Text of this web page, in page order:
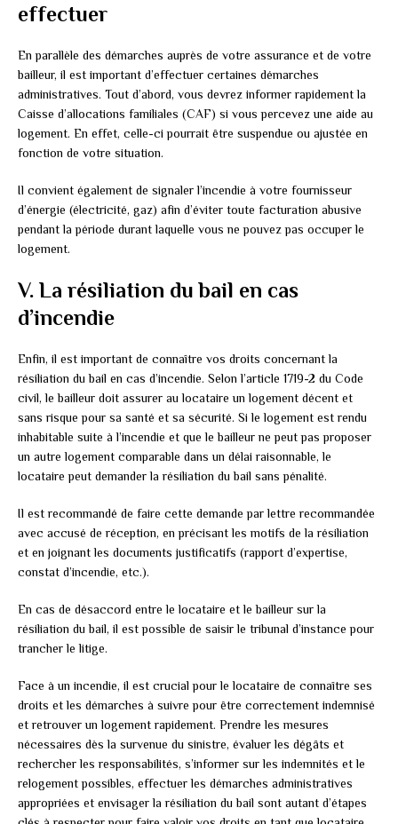
effectuer
En parallèle des démarches auprès de votre assurance et de votre
bailleur, il est important d’effectuer certaines démarches
administratives. Tout d’abord, vous devrez informer rapidement la
Caisse d’allocations familiales (CAF) si vous percevez une aide au
logement. En effet, celle-ci pourrait être suspendue ou ajustée en
fonction de votre situation.
Il convient également de signaler l’incendie à votre fournisseur
d’énergie (électricité, gaz) afin d’éviter toute facturation abusive
pendant la période durant laquelle vous ne pouvez pas occuper le
logement.
V. La résiliation du bail en cas
d’incendie
Enfin, il est important de connaître vos droits concernant la
résiliation du bail en cas d’incendie. Selon l’article 1719-2 du Code
civil, le bailleur doit assurer au locataire un logement décent et
sans risque pour sa santé et sa sécurité. Si le logement est rendu
inhabitable suite à l’incendie et que le bailleur ne peut pas proposer
un autre logement comparable dans un délai raisonnable, le
locataire peut demander la résiliation du bail sans pénalité.
Il est recommandé de faire cette demande par lettre recommandée
avec accusé de réception, en précisant les motifs de la résiliation
et en joignant les documents justificatifs (rapport d’expertise,
constat d’incendie, etc.).
En cas de désaccord entre le locataire et le bailleur sur la
résiliation du bail, il est possible de saisir le tribunal d’instance pour
trancher le litige.
Face à un incendie, il est crucial pour le locataire de connaître ses
droits et les démarches à suivre pour être correctement indemnisé
et retrouver un logement rapidement. Prendre les mesures
nécessaires dès la survenue du sinistre, évaluer les dégâts et
rechercher les responsabilités, s’informer sur les indemnités et le
relogement possibles, effectuer les démarches administratives
appropriées et envisager la résiliation du bail sont autant d’étapes